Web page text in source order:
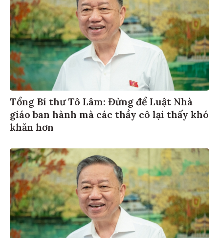
Tổng Bí thư Tô Lâm: Đừng để Luật Nhà
giáo ban hành mà các thầy cô lại thấy khó
khăn hơn